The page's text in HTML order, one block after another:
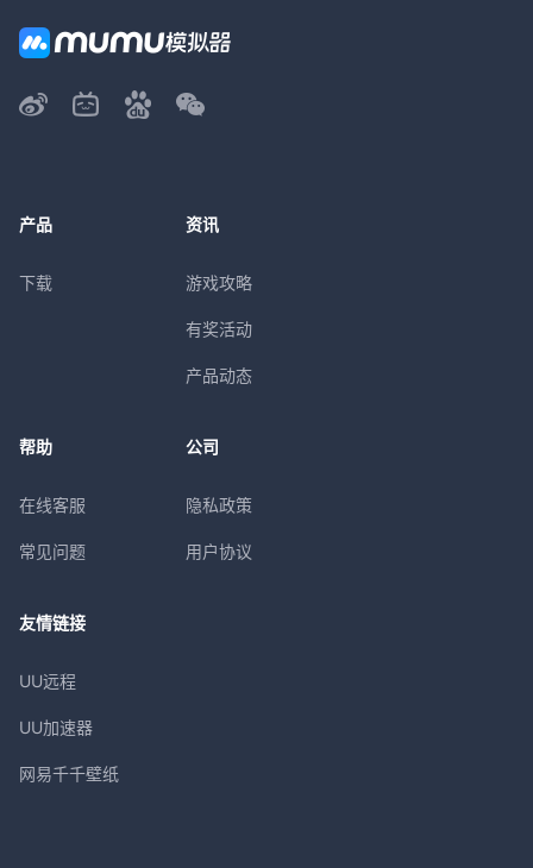
产品
下载
资讯
游戏攻略
有奖活动
产品动态
帮助
在线客服
常见问题
公司
隐私政策
用户协议
友情链接
UU远程
UU加速器
网易千千壁纸